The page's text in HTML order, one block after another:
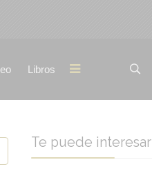
Libros
Te puede interesar